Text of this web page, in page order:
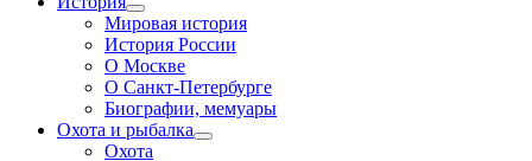
Мировая история
История России
О Москве
О Санкт-Петербурге
Биографии, мемуары
Охота и рыбалка
Охота